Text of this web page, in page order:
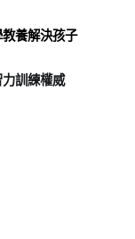
教養解決孩子
訓練權威